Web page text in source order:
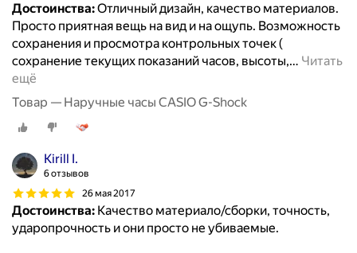
Достоинства:Отличный дизайн, качество материалов.
Просто приятная вещь на вид и на ощупь. Возможность
сохранения и просмотра контрольных точек (
сохранение текущих показаний часов, высоты,… Читать
ещё
Товар — Наручные часы CASIO G-Shock
Kirill I.
6 отзывов
26 мая 2017
Достоинства: Качество материало/сборки, точность,
ударопрочность и они просто не убиваемые.